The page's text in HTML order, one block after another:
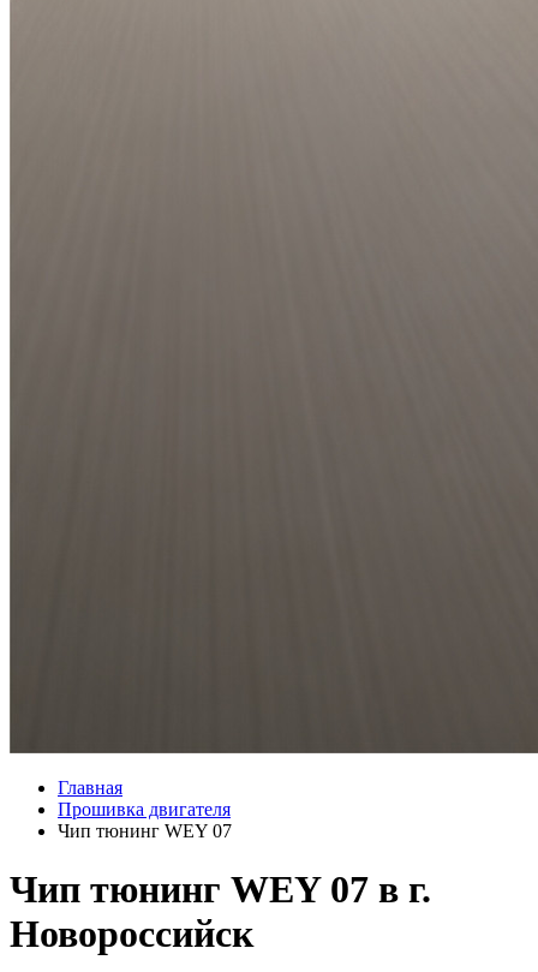
Главная
Прошивка двигателя
Чип тюнинг WEY 07
Чип тюнинг WEY 07 в г.
Новороссийск